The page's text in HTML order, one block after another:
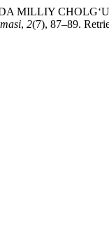
MILLIY
, 2(7), 87–89.